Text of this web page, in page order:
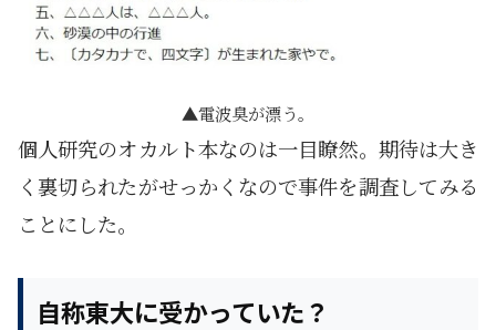
電波臭が漂う。
個人研究のオカルト本なのは一目瞭然。期待は大き
く裏切られたがせっかくなので事件を調査してみる
ことにした。
自称東大に受かっていた？